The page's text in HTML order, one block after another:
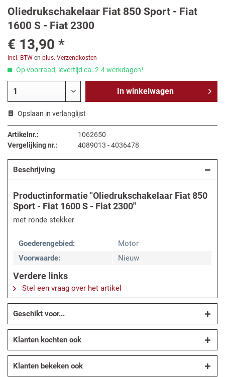
Oliedrukschakelaar Fiat 850 Sport - Fiat
1600 S - Fiat 2300
€ 13,90 *
incl. BTW en plus. Verzendkosten
Op voorraad, levertijd ca. 2-4 werkdagen¹
In winkelwagen
Opslaan in verlanglijst
Artikelnr.:
1062650
Vergelijking nr.:
4089013 - 4036478
Beschrijving
Productinformatie "Oliedrukschakelaar Fiat 850
Sport - Fiat 1600 S - Fiat 2300"
met ronde stekker
Goederengebied:
Motor
Voorwaarde:
Nieuw
Verdere links
Stel een vraag over het artikel
Geschikt voor...
Klanten kochten ook
Klanten bekeken ook